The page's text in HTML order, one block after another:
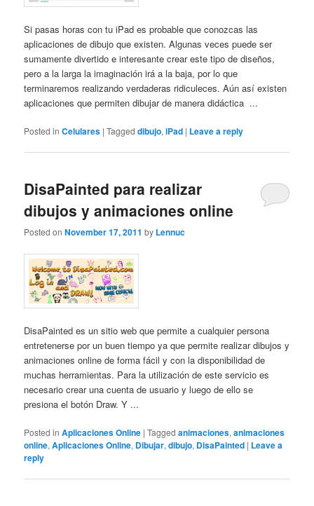
Si pasas horas con tu iPad es probable que conozcas las
aplicaciones de dibujo que existen. Algunas veces puede ser
sumamente divertido e interesante crear este tipo de diseños,
pero a la larga la imaginación irá a la baja, por lo que
terminaremos realizando verdaderas ridiculeces. Aún así existen
aplicaciones que permiten dibujar de manera didáctica ...
Posted in Celulares |Tagged dibujo,iPad | Leave a reply
DisaPainted para realizar
dibujos y animaciones online
Posted onNovember 17, 2011 by Lennuc
DisaPainted es un sitio web que permite a cualquier persona
entretenerse por un buen tiempo ya que permite realizar dibujos y
animaciones online de forma fácil y con la disponibilidad de
muchas herramientas. Para la utilización de este servicio es
necesario crear una cuenta de usuario y luego de ello se
presiona el botón Draw. Y ...
Posted in Aplicaciones Online |Tagged animaciones,animaciones
online,Aplicaciones Online, Dibujar,dibujo, DisaPainted | Leave a
reply